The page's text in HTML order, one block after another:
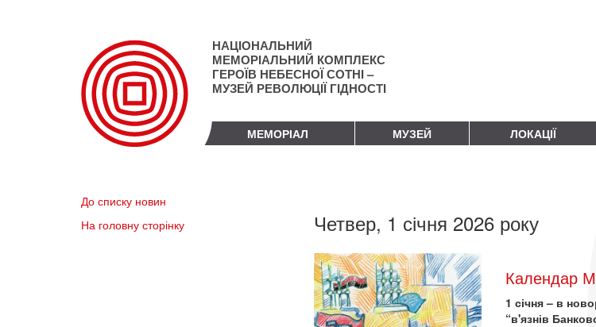
НАЦІОНАЛЬНИЙ
МЕМОРІАЛЬНИЙ КОМПЛЕКС
ГЕРОЇВ НЕБЕСНОЇ СОТНІ –
МУЗЕЙ РЕВОЛЮЦІЇ ГІДНОСТІ
МЕМОРІАЛ МУЗЕЙ ЛОКАЦІЇ
До списку новин
На головну сторінку
Четвер, 1 січня 2026 року
Календар
1 січня – в
“в'язнів